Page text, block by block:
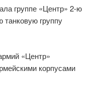
группе «Центр» 2-ю
группу
«Центр»
корпусами